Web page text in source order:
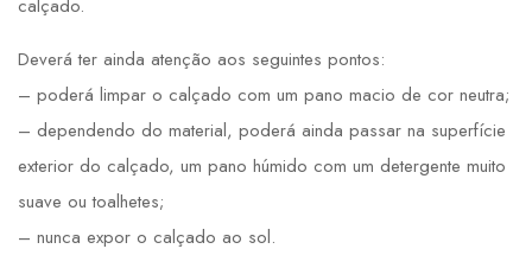
calçado.
Deverá ter ainda atenção aos seguintes pontos:
– poderá limpar o calçado com um pano macio de cor neutra;
– dependendo do material, poderá ainda passar na superfície
exterior do calçado, um pano húmido com um detergente muito
suave ou toalhetes;
– nunca expor o calçado ao sol.